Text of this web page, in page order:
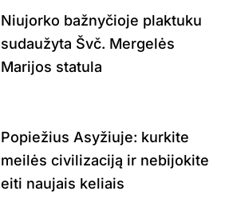
Niujorko bažnyčioje plaktuku
sudaužyta Švč. Mergelės
Marijos statula
Popiežius Asyžiuje: kurkite
meilės civilizaciją ir nebijokite
eiti naujais keliais